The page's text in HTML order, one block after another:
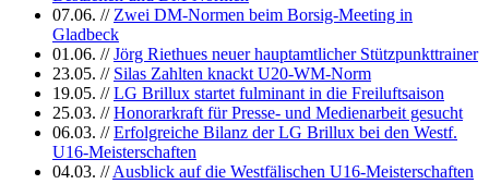
07.06. // Zwei DM-Normen beim Borsig-Meeting in
Gladbeck
01.06. //Jörg Riethues neuer hauptamtlicher Stützpunkttrainer
23.05. // Silas Zahlten knackt U20-WM-Norm
19.05. //LG Brillux startet fulminant in die Freiluftsaison
25.03. //Honorarkraft für Presse- und Medienarbeit gesucht
06.03. //Erfolgreiche Bilanz der LG Brillux bei den Westf.
U16-Meisterschaften
04.03. //Ausblick auf die Westfälischen U16-Meisterschaften